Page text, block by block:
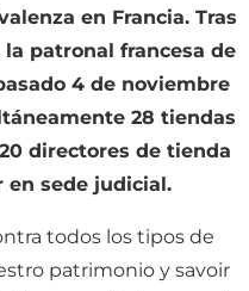
en Francia. Tras
la patronal francesa de
4 de noviembre
28 tiendas
directores de tienda
en sede judicial.
todos los tipos de
patrimonio y savoir